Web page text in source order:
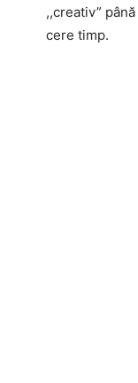
,,creativ”
cere timp.